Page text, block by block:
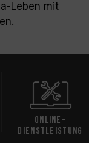
Leben mit